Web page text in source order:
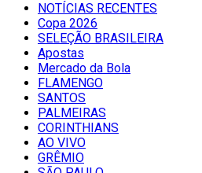
NOTÍCIAS RECENTES
Copa 2026
SELEÇÃO BRASILEIRA
Apostas
Mercado da Bola
FLAMENGO
SANTOS
PALMEIRAS
CORINTHIANS
AO VIVO
GRÊMIO